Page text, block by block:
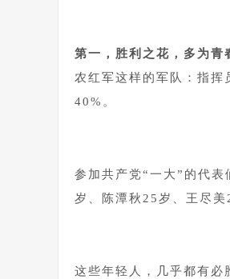
第一，胜利之花，多为青
农红军这样的军队：指
40%。
参加共产党“一大”的代
岁、陈潭秋25岁、王尽
这些年轻人，几乎都有必